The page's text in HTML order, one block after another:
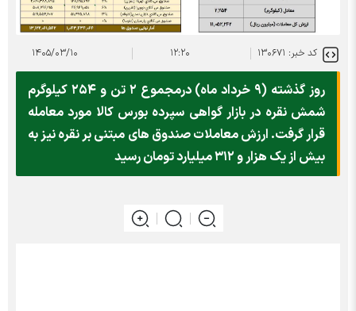
کد خبر: ۱۳۰۶۷۱ ۱۲:۲۰ ۱۴۰۵/۰۳/۱۰
روز گذشته (۹ خرداد ماه) درمجموع ۲ تن و ۲۵۴ کیلوگرم
شمش نقره در بازار گواهی سپرده بورس کالا مورد معامله
قرار گرفت. ارزش معاملات صندوق های مبتنی بر نقره نیز به
بیش از یک هزار و ۳۱۲ میلیارد تومان رسید